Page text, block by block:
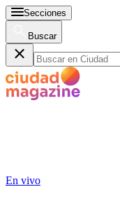
Secciones
Buscar
En vivo